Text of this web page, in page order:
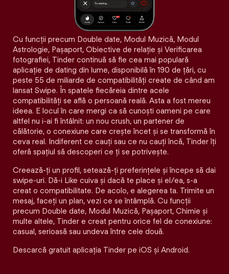
Cu funcții precum Double date, Modul Muzică, Modul
Astrologie, Pașaport, Obiective de relație și Verificarea
fotografiei, Tinder continuă să fie cea mai populară
aplicație de dating din lume, disponibilă în 190 de țări, cu
peste 55 de miliarde de compatibilități create de când am
lansat Swipe. În spatele fiecăreia dintre acele
compatibilităţi se află o persoană reală. Asta a fost mereu
ideea. E locul în care mergi ca să cunoști oameni pe care
altfel nu i-ai fi întâlnit: un nou crush, un partener de
călătorie, o conexiune care crește încet și se transformă în
ceva real. Indiferent ce cauți sau ce nu cauți încă, Tinder îți
oferă spațiul să descoperi ce ți se potrivește.
Creează-ți un profil, setează-ți preferințele și începe să dai
swipe-uri. Dă-i Like cuiva și dacă te place și el/ea, s-a
creat o compatibilitate. De acolo, e alegerea ta. Trimite un
mesaj, faceți un plan, vezi ce se întâmplă. Cu funcții
precum Double date, Modul Muzică, Pașaport, Chimie și
multe altele, Tinder e creat pentru orice fel de conexiune:
casual, serioasă sau undeva între cele două.
Descarcă gratuit aplicația Tinder pe iOS și Android.